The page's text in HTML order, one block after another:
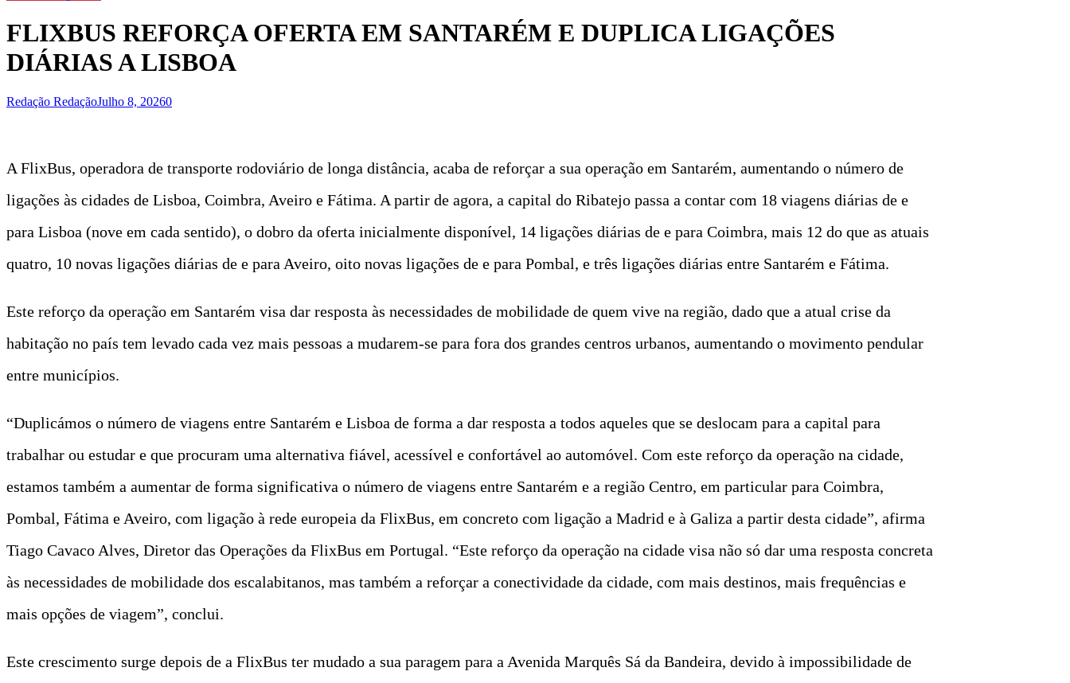
FLIXBUS REFORÇA OFERTA EM SANTARÉM E DUPLICA LIGAÇÕES
DIÁRIAS A LISBOA
Redação RedaçãoJulho 8, 20260
A FlixBus, operadora de transporte rodoviário de longa distância, acaba de reforçar a sua operação em Santarém, aumentando o número de
ligações às cidades de Lisboa, Coimbra, Aveiro e Fátima. A partir de agora, a capital do Ribatejo passa a contar com 18 viagens diárias de e
para Lisboa (nove em cada sentido), o dobro da oferta inicialmente disponível, 14 ligações diárias de e para Coimbra, mais 12 do que as atuais
quatro, 10 novas ligações diárias de e para Aveiro, oito novas ligações de e para Pombal, e três ligações diárias entre Santarém e Fátima.
Este reforço da operação em Santarém visa dar resposta às necessidades de mobilidade de quem vive na região, dado que a atual crise da
habitação no país tem levado cada vez mais pessoas a mudarem-se para fora dos grandes centros urbanos, aumentando o movimento pendular
entre municípios.
“Duplicámos o número de viagens entre Santarém e Lisboa de forma a dar resposta a todos aqueles que se deslocam para a capital para
trabalhar ou estudar e que procuram uma alternativa fiável, acessível e confortável ao automóvel. Com este reforço da operação na cidade,
estamos também a aumentar de forma significativa o número de viagens entre Santarém e a região Centro, em particular para Coimbra,
Pombal, Fátima e Aveiro, com ligação à rede europeia da FlixBus, em concreto com ligação a Madrid e à Galiza a partir desta cidade”, afirma
Tiago Cavaco Alves, Diretor das Operações da FlixBus em Portugal. “Este reforço da operação na cidade visa não só dar uma resposta concreta
às necessidades de mobilidade dos escalabitanos, mas também a reforçar a conectividade da cidade, com mais destinos, mais frequências e
mais opções de viagem”, conclui.
Este crescimento surge depois de a FlixBus ter mudado a sua paragem para a Avenida Marquês Sá da Bandeira, devido à impossibilidade de